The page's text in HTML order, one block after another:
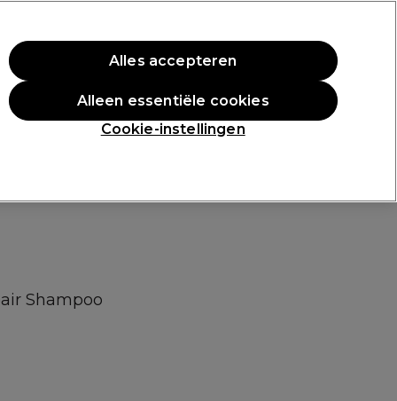
Aanmelden
Professionele Awards
Shampoo
Cookie-instellingen
Alleen essentiële cookies
Alles accepteren